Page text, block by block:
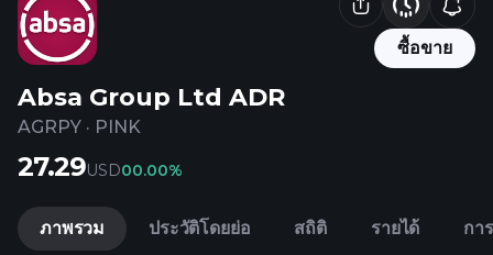
ซื้อขาย
Absa Group Ltd ADR
AGRPY · PINK
27.29USD00.00%
ภาพรวม ประวัติโดยย่อ สถิติ รายได้ กา